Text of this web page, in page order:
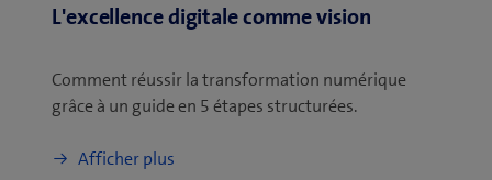
L'excellence digitale comme vision
Comment réussir la transformation numérique
grâce à un guide en 5 étapes structurées.
Afficher plus